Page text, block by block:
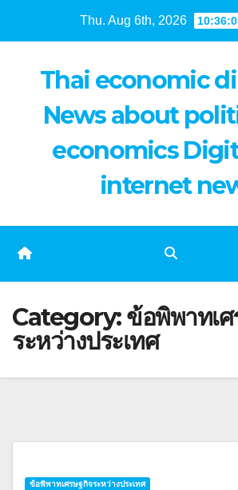
Thu. Aug 6th, 2026
Thai economic
News about
economics
internet
Category:ข้อพิพาทเ
ระหว่างประเทศ
ข้อพิพาทเศรษฐกิจระหว่างประเทศ